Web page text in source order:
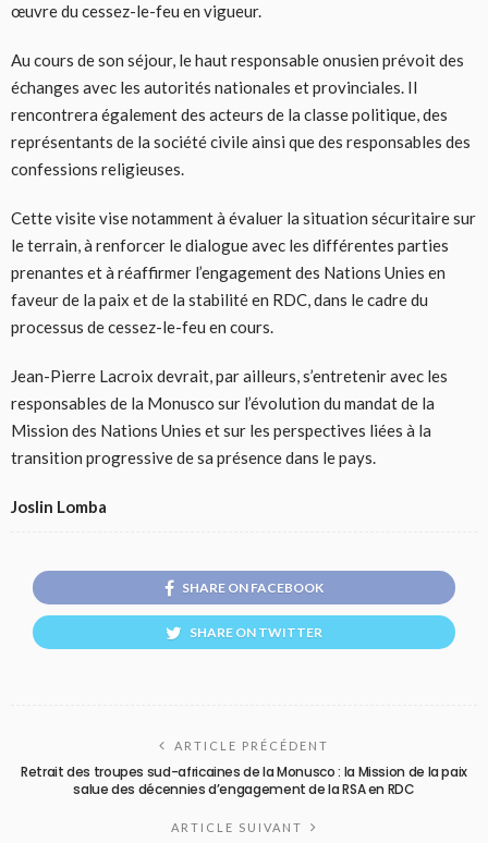
œuvre du cessez-le-feu en vigueur.
Au cours de son séjour, le haut responsable onusien prévoit des
échanges avec les autorités nationales et provinciales. Il
rencontrera également des acteurs de la classe politique, des
représentants de la société civile ainsi que des responsables des
confessions religieuses.
Cette visite vise notamment à évaluer la situation sécuritaire sur
le terrain, à renforcer le dialogue avec les différentes parties
prenantes et à réaffirmer l’engagement des Nations Unies en
faveur de la paix et de la stabilité en RDC, dans le cadre du
processus de cessez-le-feu en cours.
Jean-Pierre Lacroix devrait, par ailleurs, s’entretenir avec les
responsables de la Monusco sur l’évolution du mandat de la
Mission des Nations Unies et sur les perspectives liées à la
transition progressive de sa présence dans le pays.
Joslin Lomba
SHARE ON FACEBOOK
SHARE ON TWITTER
ARTICLE PRÉCÉDENT
Retrait des troupes sud-africaines de la Monusco : la Mission de la paix
salue des décennies d’engagement de la RSA en RDC
ARTICLE SUIVANT